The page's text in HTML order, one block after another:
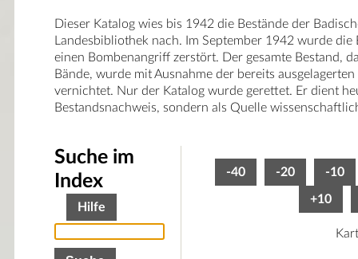
Dieser Katalog wies bis 1942 die Bestände der
Landesbibliothek nach. Im September 1942 wurde
einen Bombenangriff zerstört. Der gesamte Bestand,
Bände, wurde mit Ausnahme der bereits
vernichtet. Nur der Katalog wurde gerettet. Er dient
Bestandsnachweis, sondern als Quelle
-40 -20 -10
+10
Suche im
Index
Hilfe